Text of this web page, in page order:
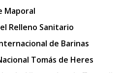
Maporal
Relleno Sanitario
de Barinas
Tomás de Heres